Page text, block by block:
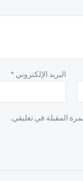
البريد الإلكتروني *
المقبلة في تعليقي.